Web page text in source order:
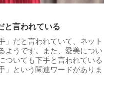
と言われている
」だと言われていて、ネット
ようです。また、愛美につい
ついても下手と言われている
」という関連ワードがありま